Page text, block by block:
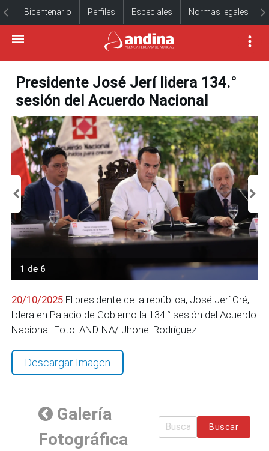
Bicentenario Perfiles Especiales Normas legales
Presidente José Jerí lidera 134.°
sesión del Acuerdo Nacional
1 de 6
20/10/2025 El presidente de la república, José Jerí Oré,
lidera en Palacio de Gobierno la 134.° sesión del Acuerdo
Nacional. Foto: ANDINA/ Jhonel Rodríguez
Descargar Imagen
Galería
Fotográfica
Buscar